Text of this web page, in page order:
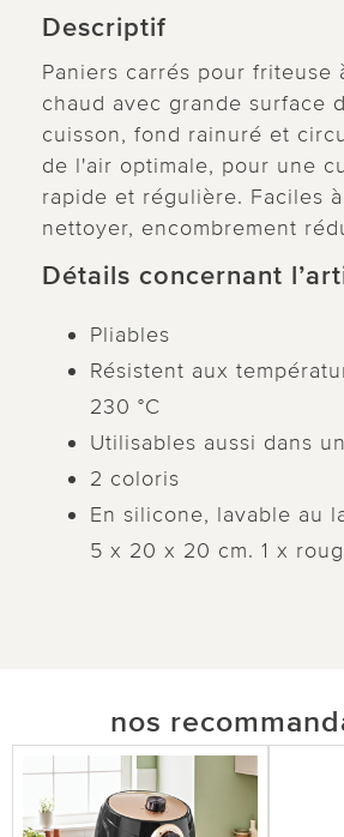
Descriptif
Paniers carrés pour friteuse
chaud avec grande surface
cuisson, fond rainuré et
de l'air optimale, pour une
rapide et régulière. Faciles à
nettoyer, encombrement
Détails concernant
Pliables
Résistent aux
230 °C
Utilisables aussi dans
2 coloris
En silicone, lavable au
5 x 20 x 20 cm. 1 x
nos